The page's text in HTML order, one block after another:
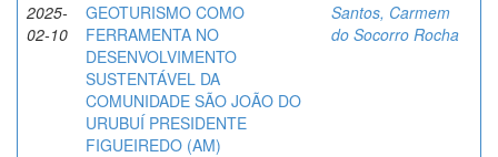
2025-
02-10
GEOTURISMO COMO
FERRAMENTA NO
DESENVOLVIMENTO
SUSTENTÁVEL DA
COMUNIDADE SÃO JOÃO DO
URUBUÍ PRESIDENTE
FIGUEIREDO (AM)
Santos, Carmem
do Socorro Rocha